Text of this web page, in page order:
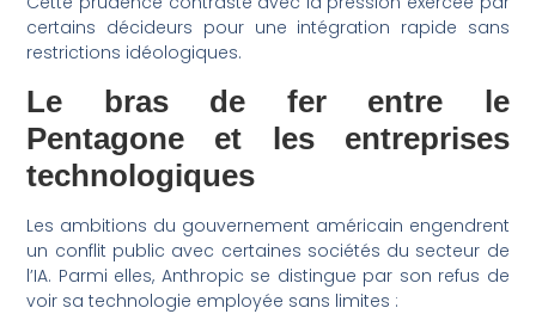
certains décideurs pour une intégration rapide sans
restrictions idéologiques.
Le bras de fer entre le
Pentagone et les entreprises
technologiques
Les ambitions du gouvernement américain engendrent
un conflit public avec certaines sociétés du secteur de
l’IA. Parmi elles, Anthropic se distingue par son refus de
voir sa technologie employée sans limites :